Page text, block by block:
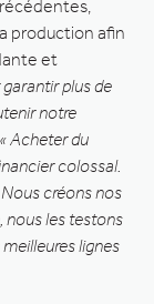
production afin
et
garantir plus de
notre
« Acheter du
colossal.
créons nos
nous les testons
lignes